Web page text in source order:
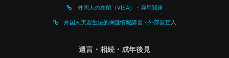
外国人の在留（VISA）・雇用関連
外国人実習生法的保護情報講習・外部監査人
遺言・相続・成年後見